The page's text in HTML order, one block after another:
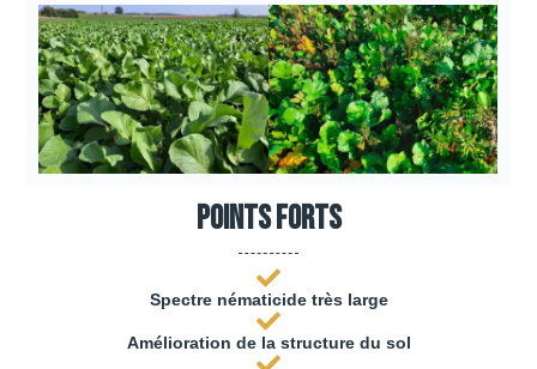
Points forts
Spectre nématicide très large
Amélioration de la structure du sol